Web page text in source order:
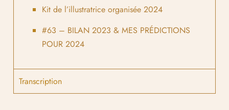
Kit de l’illustratrice organisée 2024
#63 – BILAN 2023 & MES PRÉDICTIONS
POUR 2024
Transcription